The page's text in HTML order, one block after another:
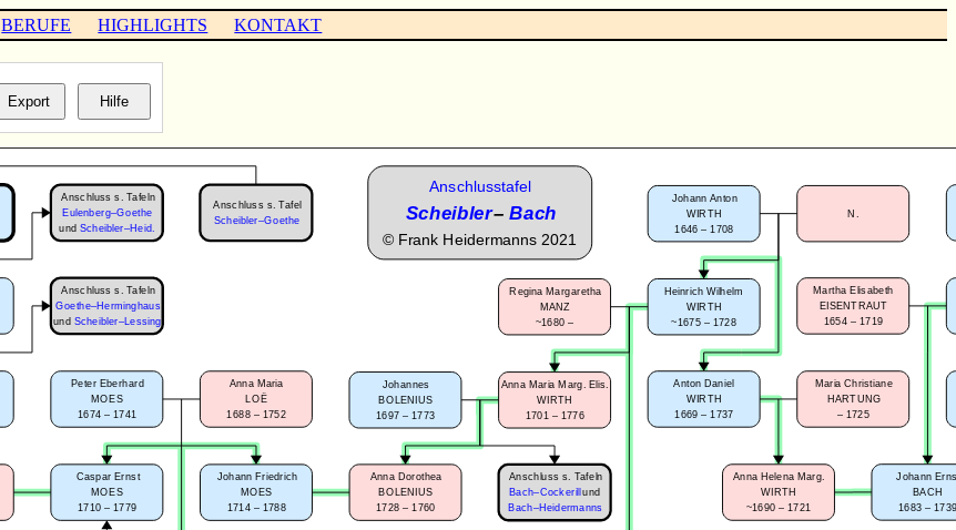
BERUFE HIGHLIGHTS KONTAKT
Anschluss s. Tafeln
Eulenberg–Goethe
undScheibler–Heid.
Anschlusstafel
Scheibler–Bach
© Frank Heidermanns 2021
Anschluss s. Tafeln
Goethe–Herminghaus
und Scheibler–Lessing
Anschluss s. Tafel
Scheibler–Goethe
Caspar Ernst
MOES
1710 – 1779
Peter Eberhard
MOES
1674 – 1741
Anna Maria
LOË
1688 – 1752
Johann Friedrich
MOES
1714 – 1788
Anna Dorothea
BOLENIUS
1728 – 1760
Johannes
BOLENIUS
1697 – 1773
Anna Maria Marg. Elis.
WIRTH
1701 – 1776
Heinrich Wilhelm
WIRTH
~1675 – 1728
Regina Margaretha
MANZ
~1680 –
Johann Anton
WIRTH
1646 – 1708
N.
Anton Daniel
WIRTH
1669 – 1737
Maria Christiane
HARTUNG
– 1725
Anna Helena Marg.
WIRTH
~1690 – 1721
Johann
BACH
1683 –
Martha Elisabeth
EISENTRAUT
1654 – 1719
Anschluss s. Tafeln
Bach–Cockerill und
Bach–Heidermanns